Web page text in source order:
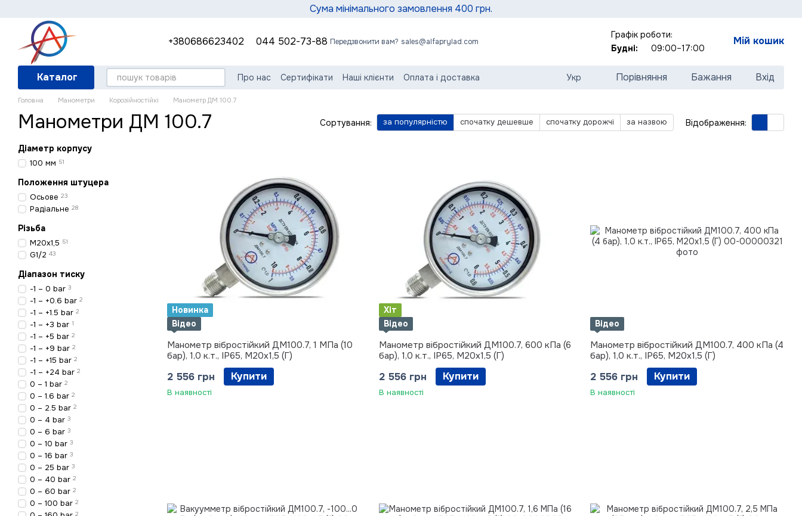
Сума мінімального замовлення 400 грн.
+380686623402 044 502-73-88 Передзвонити вам? sales@alfaprylad.com
Графік роботи:
Будні:
09:00–17:00
Мій кошик
Каталог Про нас Сертифікати Наші клієнти
Оплата і доставка
Укр Порівняння Бажання Вхід
Головна Манометри Корозійностійкі Манометр ДМ 100.7
Манометри ДМ 100.7 Сортування: за популярністю спочатку дешевше спочатку дорожчі за назвою Відображення:
Новинка
Відео
Манометр вібростійкий ДМ100.7, 1 МПа (10
бар), 1,0 к.т., IP65, М20х1,5 (Г)
2 556 грн Купити
В наявності
Хіт
Відео
Манометр вібростійкий ДМ100.7, 600 кПа (6
бар), 1,0 к.т., IP65, М20х1,5 (Г)
2 556 грн Купити
В наявності
Відео
Манометр вібростійкий ДМ100.7, 400 кПа (4
бар), 1,0 к.т., IP65, М20х1,5 (Г)
2 556 грн Купити
В наявності
Діаметр корпусу
100 мм 51
Положення штуцера
Осьове 23
Радіальне 28
Різьба
M20x1,5 51
G1/2 43
Діапазон тиску
-1 – 0 bar 3
-1 – +0.6 bar 2
-1 – +1.5 bar 2
-1 – +3 bar 1
-1 – +5 bar 2
-1 – +9 bar 2
-1 – +15 bar 2
-1 – +24 bar 2
0 – 1 bar 2
0 – 1.6 bar 2
0 – 2.5 bar 2
0 – 4 bar 3
0 – 6 bar 3
0 – 10 bar 3
0 – 16 bar 3
0 – 25 bar 3
0 – 40 bar 2
0 – 60 bar 2
0 – 100 bar 2
2